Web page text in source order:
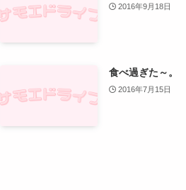
2016年9月18日
食べ過ぎた～。
2016年7月15日